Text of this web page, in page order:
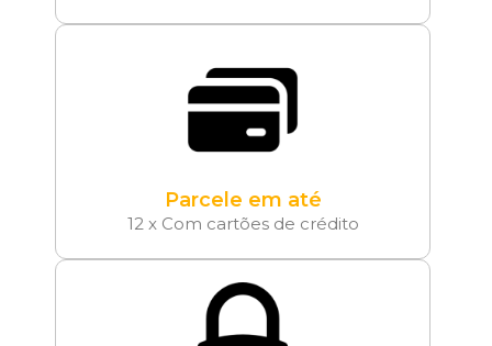
Parcele em até
12 x Com cartões de crédito